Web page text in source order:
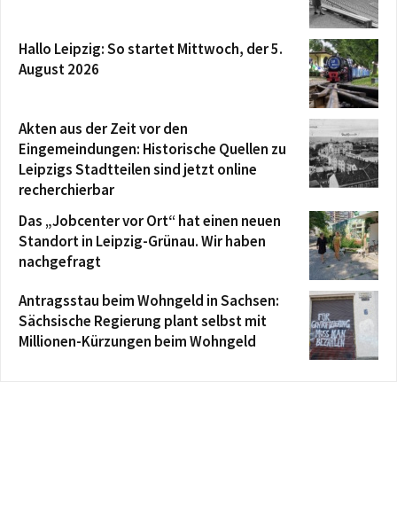
Hallo Leipzig: So startet Mittwoch, der 5.
August 2026
Akten aus der Zeit vor den
Eingemeindungen: Historische Quellen zu
Leipzigs Stadtteilen sind jetzt online
recherchierbar
Das „Jobcenter vor Ort“ hat einen neuen
Standort in Leipzig-Grünau. Wir haben
nachgefragt
Antragsstau beim Wohngeld in Sachsen:
Sächsische Regierung plant selbst mit
Millionen-Kürzungen beim Wohngeld